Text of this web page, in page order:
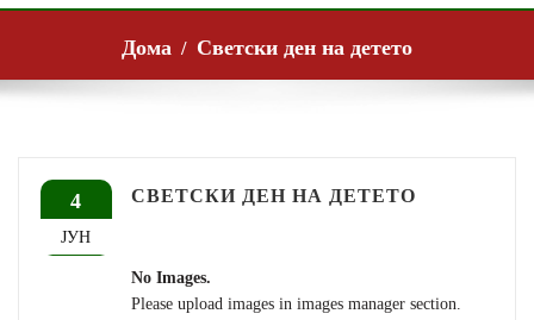
Дома Светски ден на детето
4
ЈУН
СВЕТСКИ ДЕН НА ДЕТЕТО
No Images.
Please upload images in images manager section.